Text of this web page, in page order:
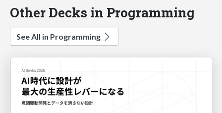
Other Decks in Programming
See All in Programming